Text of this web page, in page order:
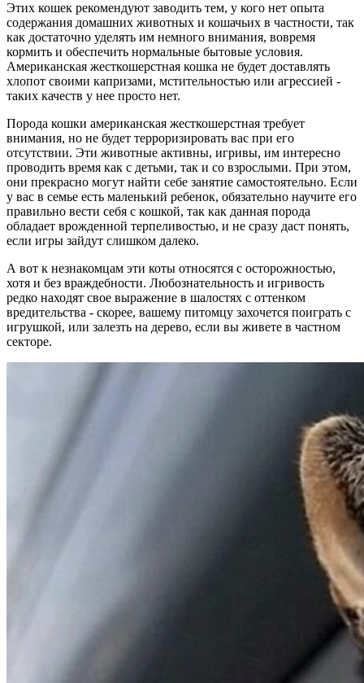
Этих кошек рекомендуют заводить тем, у кого нет опыта
содержания домашних животных и кошачьих в частности, так
как достаточно уделять им немного внимания, вовремя
кормить и обеспечить нормальные бытовые условия.
Американская жесткошерстная кошка не будет доставлять
хлопот своими капризами, мстительностью или агрессией -
таких качеств у нее просто нет.
Порода кошки американская жесткошерстная требует
внимания, но не будет терроризировать вас при его
отсутствии. Эти животные активны, игривы, им интересно
проводить время как с детьми, так и со взрослыми. При этом,
они прекрасно могут найти себе занятие самостоятельно. Если
у вас в семье есть маленький ребенок, обязательно научите его
правильно вести себя с кошкой, так как данная порода
обладает врожденной терпеливостью, и не сразу даст понять,
если игры зайдут слишком далеко.
А вот к незнакомцам эти коты относятся с осторожностью,
хотя и без враждебности. Любознательность и игривость
редко находят свое выражение в шалостях с оттенком
вредительства - скорее, вашему питомцу захочется поиграть с
игрушкой, или залезть на дерево, если вы живете в частном
секторе.